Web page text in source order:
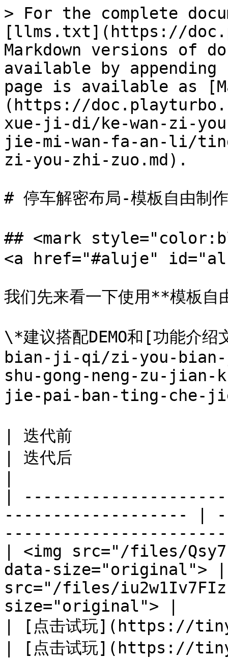
> For the complete
[llms.txt](https://
Markdown versions of
available by
page is available as
(https://
xue-ji-di/ke-wan-zi-
jie-mi-wan-fa-an-li/
zi-you-zhi-zuo.md).
# 停车解密布局-模板自由制作
## <mark
<a href="#aluje"
我们先来看一下使用**模板自
\*建议搭配DEMO和[功能
bian-ji-qi/zi-you-
shu-gong-neng-zu-
jie-pai-ban-ting-che-jie-
| 迭代前
| 迭代后
|
------------------- |
| <img src="/files/
data-size="original"> |
src="/files/
size="original"> |
| [点击试玩](https://
| [点击试玩](https://